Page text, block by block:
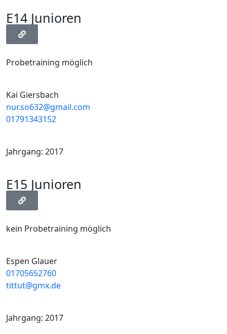
E14 Junioren
Probetraining möglich
Kai Giersbach
nur.so632@gmail.com
01791343152
Jahrgang: 2017
E15 Junioren
kein Probetraining möglich
Espen Glauer
01705652760
tittut@gmx.de
Jahrgang: 2017